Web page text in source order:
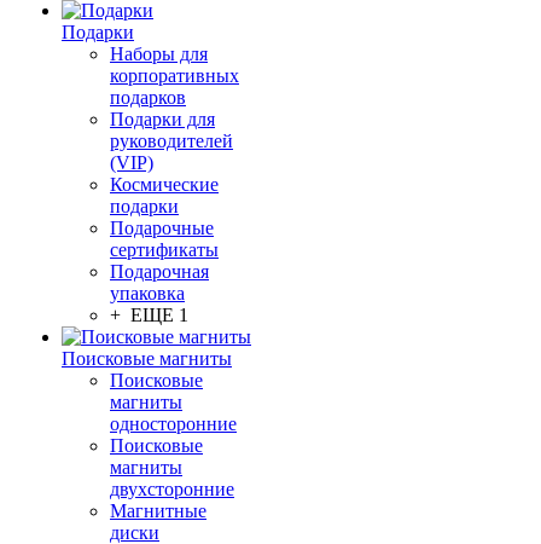
Подарки
Наборы для
корпоративных
подарков
Подарки для
руководителей
(VIP)
Космические
подарки
Подарочные
сертификаты
Подарочная
упаковка
+ ЕЩЕ 1
Поисковые магниты
Поисковые
магниты
односторонние
Поисковые
магниты
двухсторонние
Магнитные
диски